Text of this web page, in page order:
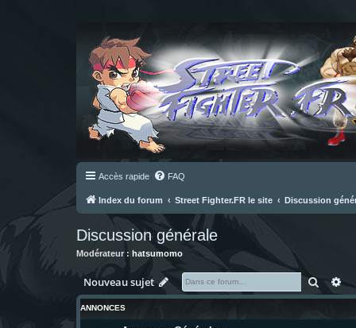
Accès rapide FAQ
Index du forum Street Fighter.FR le site Discussion
Discussion générale
Modérateur : hatsumomo
Nouveau sujet
ANNONCES